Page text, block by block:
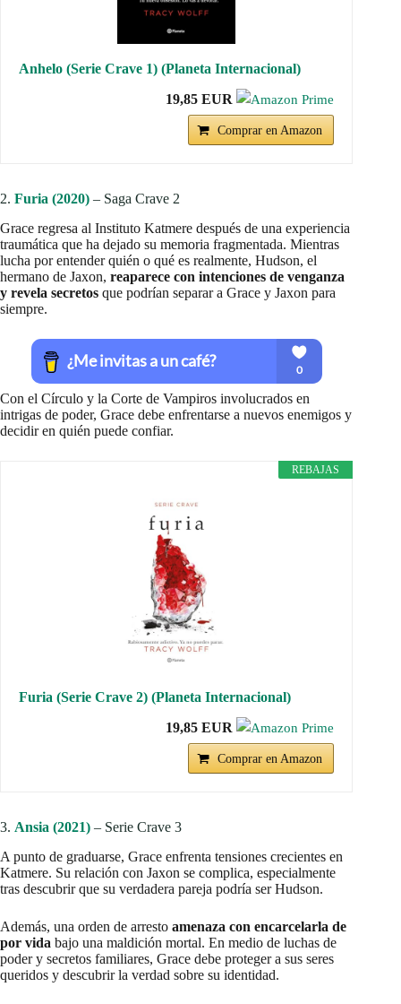
Anhelo (Serie Crave 1) (Planeta Internacional)
19,85 EUR
Comprar en Amazon
2. Furia (2020) – Saga Crave 2
Grace regresa al Instituto Katmere después de una experiencia
traumática que ha dejado su memoria fragmentada. Mientras
lucha por entender quién o qué es realmente, Hudson, el
hermano de Jaxon, reaparece con intenciones de venganza
y revela secretos que podrían separar a Grace y Jaxon para
siempre.
Con el Círculo y la Corte de Vampiros involucrados en
intrigas de poder, Grace debe enfrentarse a nuevos enemigos y
decidir en quién puede confiar.
REBAJAS
Furia (Serie Crave 2) (Planeta Internacional)
19,85 EUR
Comprar en Amazon
3. Ansia (2021) – Serie Crave 3
A punto de graduarse, Grace enfrenta tensiones crecientes en
Katmere. Su relación con Jaxon se complica, especialmente
tras descubrir que su verdadera pareja podría ser Hudson.
Además, una orden de arresto amenaza con encarcelarla de
por vida bajo una maldición mortal. En medio de luchas de
poder y secretos familiares, Grace debe proteger a sus seres
queridos y descubrir la verdad sobre su identidad.